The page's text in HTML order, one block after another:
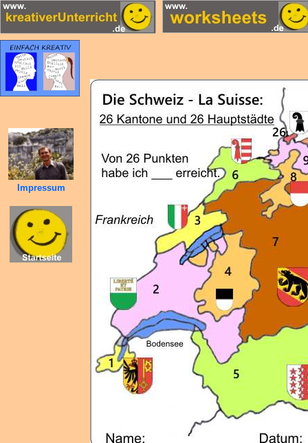
Impressum